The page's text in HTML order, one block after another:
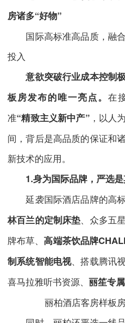
房诸多“好物”
国际高标准高品质，融合
投入
意欲突破行业成本控制
板房发布的唯一亮点。 在
准“精致主义新中产” ，以人
间，背后是高品质的保证和
新技术的应用。
1.身为国际品牌 ， 严选
延袭国际酒店品牌的高
林百兰的定制床垫、众多五
牌布草、高端茶饮品牌
制系统智能电视、搭载腾讯
喜马拉雅听书资源、 丽笙专
丽柏酒店客房样板